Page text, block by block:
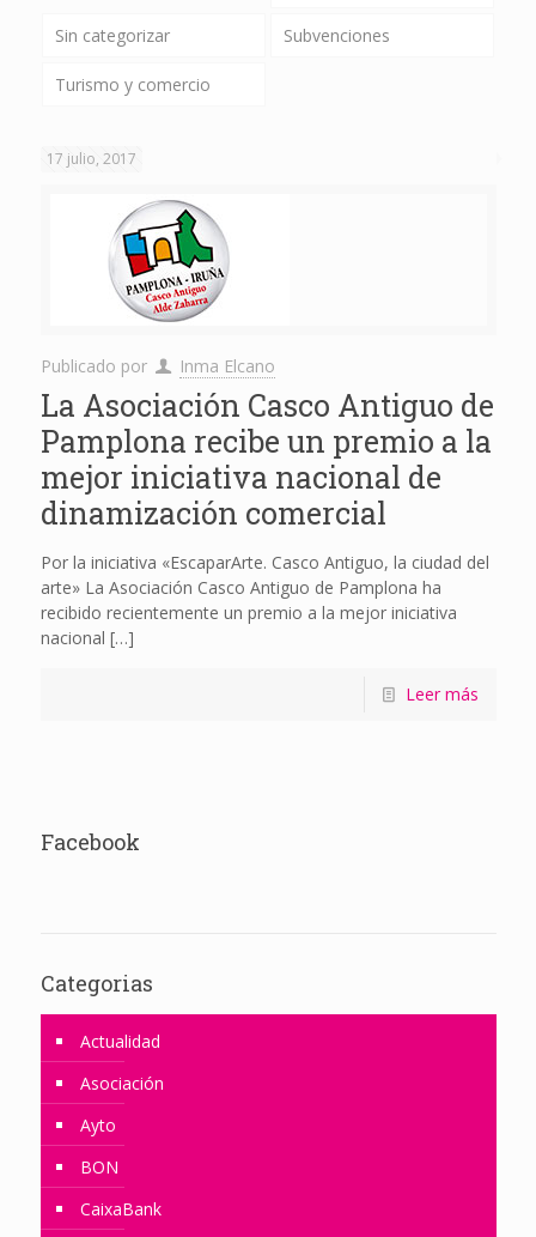
Sin categorizar Subvenciones
Turismo y comercio
17 julio, 2017
Publicado por Inma Elcano
La Asociación Casco Antiguo de
Pamplona recibe un premio a la
mejor iniciativa nacional de
dinamización comercial
Por la iniciativa «EscaparArte. Casco Antiguo, la ciudad del
arte» La Asociación Casco Antiguo de Pamplona ha
recibido recientemente un premio a la mejor iniciativa
nacional […]
Leer más
Facebook
Categorias
Actualidad
Asociación
Ayto
BON
CaixaBank